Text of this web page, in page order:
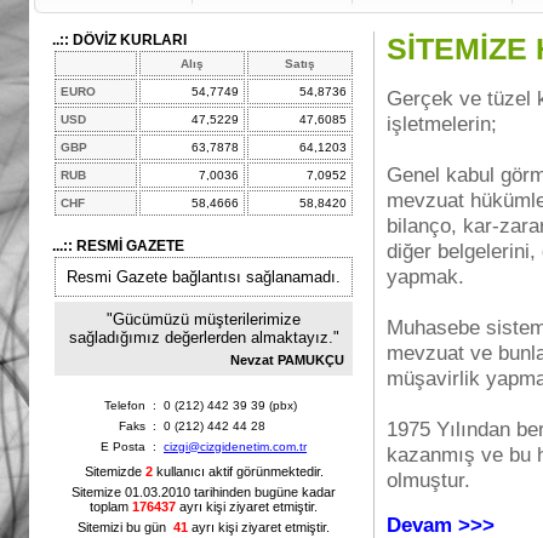
..:: DÖVİZ KURLARI
Alış Satış
EURO 54,7749 54,8736
USD 47,5229 47,6085
GBP 63,7878 64,1203
RUB 7,0036 7,0952
CHF 58,4666 58,8420
...:: RESMİ GAZETE
Resmi Gazete bağlantısı sağlanamadı.
"Gücümüzü müşterilerimize
sağladığımız değerlerden almaktayız."
Nevzat PAMUKÇU
Telefon :
0 (212) 442 39 39 (pbx)
Faks :
0 (212) 442 44 28
E Posta
: cizgi@cizgidenetim.com.tr
Sitemizde 2kullanıcı aktif görünmektedir.
Sitemize 01.03.2010 tarihinden bugüne kadar
toplam 176437 ayrı kişi ziyaret etmiştir.
Sitemizi bu gün 41 ayrı kişi ziyaret etmiştir.
SİTEMİZE
Gerçek ve tüzel
işletmelerin;
Genel kabul
mevzuat
bilanço, kar-
diğer
yapmak.
Muhasebe
mevzuat ve
müşavirlik
1975 Yılından
kazanmış ve bu
olmuştur.
Devam >>>